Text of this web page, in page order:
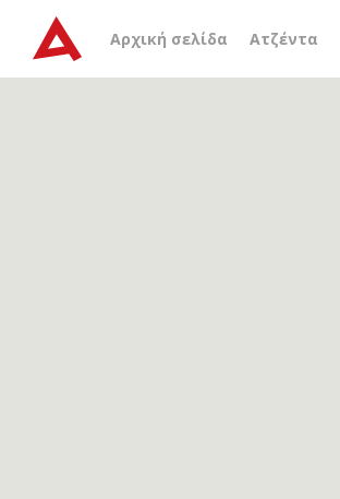
Αρχική σελίδα Ατζέντα
Αρχείο ετικέτας